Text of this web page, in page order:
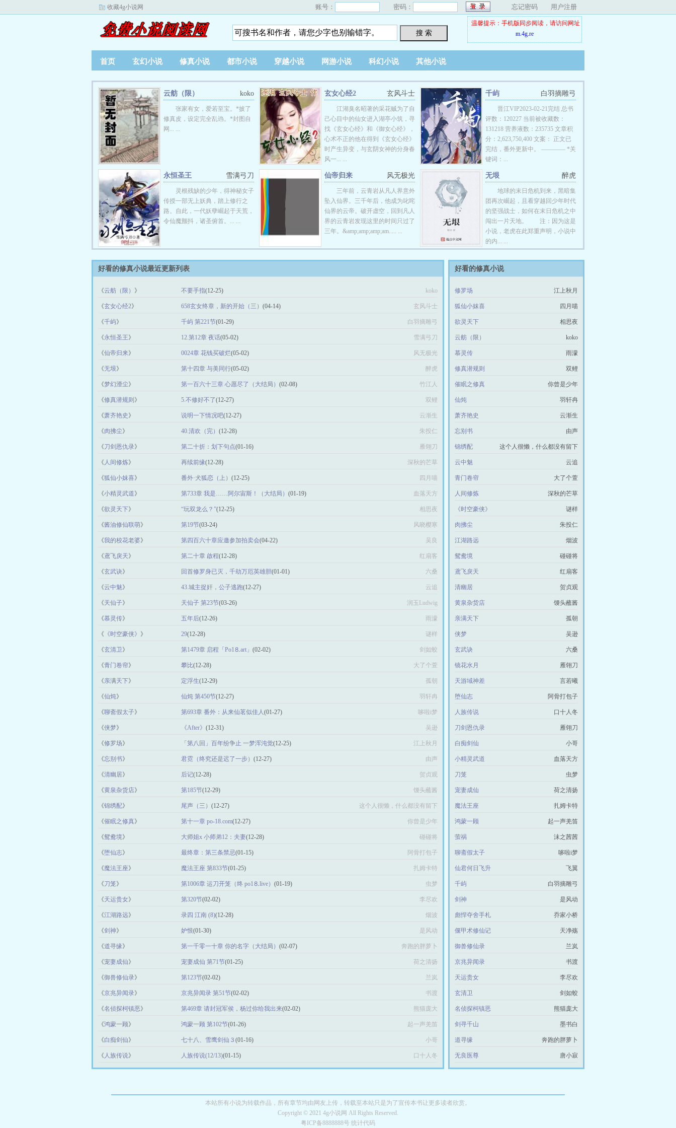
收藏4g小说网 账号： 密码： 忘记密码 用户注册
搜 索
温馨提示：手机版同步阅读，请访问网址
m.4g.re
首页 玄幻小说 修真小说 都市小说 穿越小说 网游小说 科幻小说 其他小说
koko
云舫（限）
张家有女，爱若至宝。*披了
修真皮，设定完全乱诌。*封图自
网... ...
玄风斗士
玄女心经2
江湖臭名昭著的采花贼为了自
己心目中的仙女进入湖亭小筑，寻
找《玄女心经》和《御女心经》，
心术不正的他在得到《玄女心经》
时产生异变，与玄阴女神的分身春
风一... ...
白羽摘雕弓
千屿
晋江VIP2023-02-21完结 总书
评数：120227 当前被收藏数：
131218 营养液数：235735 文章积
分：2,623,750,400 文案： 正文已
完结，番外更新中。 ———— *关
键词：...
雪满弓刀
永恒圣王
灵根残缺的少年，得神秘女子
传授一部无上妖典，踏上修行之
路。自此，一代妖孽崛起于天荒，
令仙魔颤抖，诸圣俯首。... ...
风无极光
仙帝归来
三年前，云青岩从凡人界意外
坠入仙界。三千年后，他成为叱咤
仙界的云帝。破开虚空，回到凡人
界的云青岩发现这里的时间只过了
三年。&amp;amp;amp;am..... ...
醉虎
无垠
地球的末日危机到来，黑暗集
团再次崛起，且看穿越回少年时代
的坚强战士，如何在末日危机之中
闯出一片天地。 注：因为这是
小说，老虎在此郑重声明，小说中
的内... ...
好看的修真小说最近更新列表
《云舫（限） 》 不要手指(12-25) koko
《玄女心经2》 658玄女终章，新的开始（三） (04-14) 玄风斗士
《千屿》 千屿 第221节(01-29) 白羽摘雕弓
《永恒圣王》 12.第12章 夜话(05-02) 雪满弓刀
《仙帝归来》 0024章 花钱买破烂(05-02) 风无极光
《无垠》 第十四章 与美同行(05-02) 醉虎
《梦幻湮尘》 第一百六十三章 心愿尽了（大结局） (02-08) 竹江人
《修真潜规则 》 5.不修好不了(12-27) 双鲤
《萧齐艳史 》 说明一下情况吧(12-27) 云渐生
《肉拂尘》 40.清欢（完） (12-28) 朱投仁
《刀剑恩仇录》 第二十折：划下句点(01-16) 雁翎刀
《 人间修炼》 再续前缘(12-28) 深秋的芒草
《狐仙小妺喜》 番外·犬狐恋（上） (12-25) 四月喵
《小精灵武道》 第733章 我是……阿尔宙斯！（大结局） (01-19) 血落天方
《欲灵天下》 “玩双龙么？”(12-25) 相思夜
《酱油修仙联萌》 第19节(03-24) 风晓樱寒
《我的校花老婆》 第四百六十章应邀参加拍卖会(04-22) 吴良
《鳶飞戾天》 第二十章 啟程(12-28) 红扇客
《玄武诀》 回首修罗身已灭，千劫万厄英雄胆(01-01) 六桑
《云中魅》 43.城主捉奸，公子逃跑(12-27) 云追
《天仙子》 天仙子 第23节(03-26) 润玉Ludwig
《慕灵传》 五年后(12-26) 雨濛
《 《时空豪侠》 》 29(12-28) 谜样
《玄清卫》 第1479章 启程「Рo1⒏аrt」 (02-02) 剑如蛟
《青门卷帘》 攀比(12-28) 大了个萱
《亲满天下》 定浮生(12-29) 孤朝
《仙炖》 仙炖 第450节(12-27) 羽轩冉
《聊斋假太子》 第693章 番外：从来仙茗似佳人(01-27) 哆啦i梦
《侠梦》 《After》 (12-31) 吴逊
《修罗场》 「第八回」百年纷争止 一梦浑沌觉(12-25) 江上秋月
《忘别书》 君霓（终究还是迟了一步） (12-27) 由声
《清幽居》 后记(12-28) 贺贞观
《黄泉杂货店》 第185节(12-29) 馒头蘸酱
《锦绣配》 尾声（三） (12-27) 这个人很懒，什么都没有留下
《催眠之修真》 第十一章 po-18.com(12-27) 你曾是少年
《鸳鸯境》 大师姐x 小师弟12：夫妻(12-28) 碰碰将
《堕仙志》 最终章：第三条禁忌(01-15) 阿骨打包子
《魔法王座》 魔法王座 第833节(01-25) 扎姆卡特
《刀笼》 第1006章 运刀开笼（终 po1⒏live） (01-19) 虫梦
《天运贵女》 第320节(02-02) 李尽欢
《江湖路远》 录四 江南 (8)(12-28) 烟波
《剑神》 妒恨(01-30) 是风动
《道寻缘》 第一千零一十章 你的名字（大结局） (02-07) 奔跑的胖萝卜
《宠妻成仙》 宠妻成仙 第71节(01-25) 荷之清扬
《御兽修仙录》 第123节(02-02) 兰岚
《京兆异闻录》 京兆异闻录 第51节(02-02) 书渡
《名侦探柯镇恶》 第469章 请封冠军侯，杨过你给我出来(02-02) 熊猫庞大
《鸿蒙一顾》 鸿蒙一顾 第102节(01-26) 起一声羌笛
《白痴剑仙》 七十八、雪鹰剑仙３ (01-16) 小哥
《 人族传说》 人族传说(12/13)(01-15) 口十人冬
好看的修真小说
修罗场 江上秋月
狐仙小妺喜 四月喵
欲灵天下 相思夜
云舫（限） koko
慕灵传 雨濛
修真潜规则 双鲤
催眠之修真 你曾是少年
仙炖 羽轩冉
萧齐艳史 云渐生
忘别书 由声
锦绣配 这个人很懒，什么都没有留下
云中魅 云追
青门卷帘 大了个萱
人间修炼 深秋的芒草
《时空豪侠》 谜样
肉拂尘 朱投仁
江湖路远 烟波
鸳鸯境 碰碰将
鳶飞戾天 红扇客
清幽居 贺贞观
黄泉杂货店 馒头蘸酱
亲满天下 孤朝
侠梦 吴逊
玄武诀 六桑
镜花水月 雁翎刀
天游域神差 言若曦
堕仙志 阿骨打包子
人族传说 口十人冬
刀剑恩仇录 雁翎刀
白痴剑仙 小哥
小精灵武道 血落天方
刀笼 虫梦
宠妻成仙 荷之清扬
魔法王座 扎姆卡特
鸿蒙一顾 起一声羌笛
萤祸 沫之茜茜
聊斋假太子 哆啦i梦
仙君何日飞升 飞翼
千屿 白羽摘雕弓
剑神 是风动
彪悍夺舍手札 乔家小桥
偃甲术修仙记 天净殇
御兽修仙录 兰岚
京兆异闻录 书渡
天运贵女 李尽欢
玄清卫 剑如蛟
名侦探柯镇恶 熊猫庞大
剑寻千山 墨书白
道寻缘 奔跑的胖萝卜
无良医尊 唐小寂
本站所有小说为转载作品，所有章节均由网友上传，转载至本站只是为了宣传本书让更多读者欣赏。
Copyright © 2021 4g小说网 All Rights Reserved.
粤ICP备8888888号 统计代码